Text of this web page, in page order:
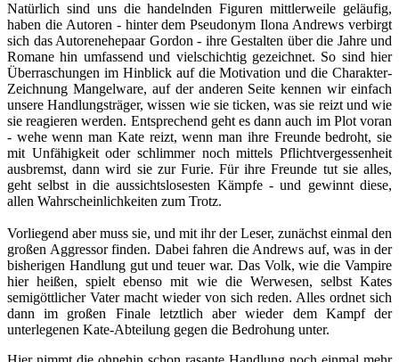
Natürlich sind uns die handelnden Figuren mittlerweile geläufig,
haben die Autoren - hinter dem Pseudonym Ilona Andrews verbirgt
sich das Autorenehepaar Gordon - ihre Gestalten über die Jahre und
Romane hin umfassend und vielschichtig gezeichnet. So sind hier
Überraschungen im Hinblick auf die Motivation und die Charakter-
Zeichnung Mangelware, auf der anderen Seite kennen wir einfach
unsere Handlungsträger, wissen wie sie ticken, was sie reizt und wie
sie reagieren werden. Entsprechend geht es dann auch im Plot voran
- wehe wenn man Kate reizt, wenn man ihre Freunde bedroht, sie
mit Unfähigkeit oder schlimmer noch mittels Pflichtvergessenheit
ausbremst, dann wird sie zur Furie. Für ihre Freunde tut sie alles,
geht selbst in die aussichtslosesten Kämpfe - und gewinnt diese,
allen Wahrscheinlichkeiten zum Trotz.
Vorliegend aber muss sie, und mit ihr der Leser, zunächst einmal den
großen Aggressor finden. Dabei fahren die Andrews auf, was in der
bisherigen Handlung gut und teuer war. Das Volk, wie die Vampire
hier heißen, spielt ebenso mit wie die Werwesen, selbst Kates
semigöttlicher Vater macht wieder von sich reden. Alles ordnet sich
dann im großen Finale letztlich aber wieder dem Kampf der
unterlegenen Kate-Abteilung gegen die Bedrohung unter.